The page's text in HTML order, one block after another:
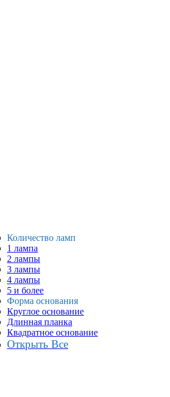
Количество ламп
1 лампа
2 лампы
3 лампы
4 лампы
5 и более
Форма основания
Круглое основание
Длинная планка
Квадратное основание
Открыть Все